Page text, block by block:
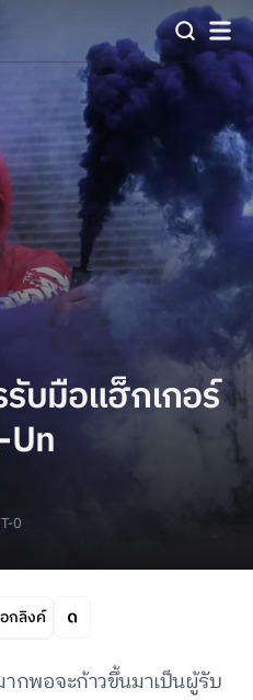
บมือแฮ็กเกอร์
0
กลิงค์
กพอจะก้าวขึ้นมาเป็นผู้รับ